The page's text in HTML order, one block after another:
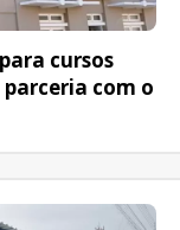
cursos
com o